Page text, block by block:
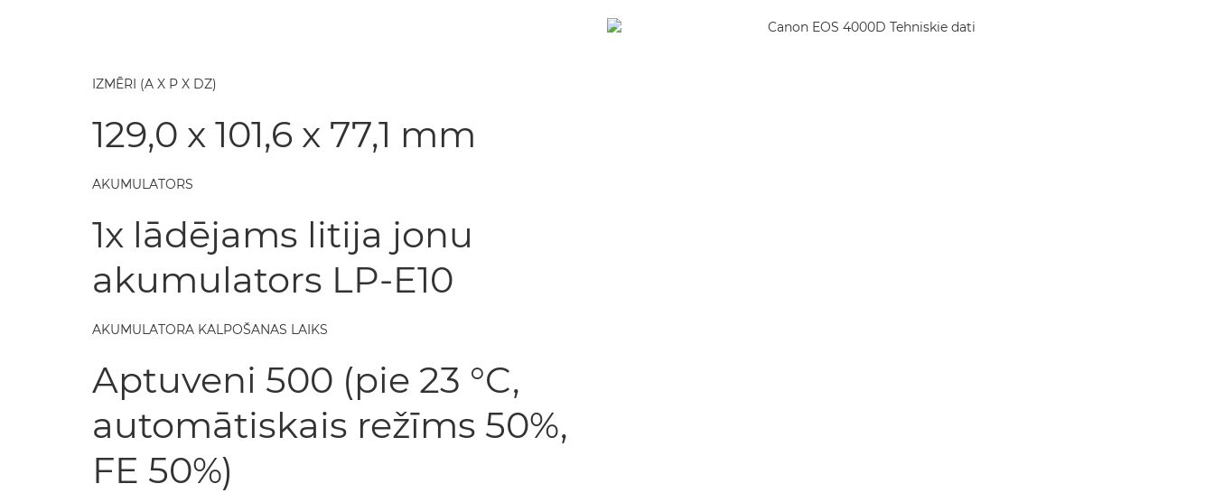
IZMĒRI (A X P X DZ)
129,0 x 101,6 x 77,1 mm
AKUMULATORS
1x lādējams litija jonu
akumulators LP-E10
AKUMULATORA KALPOŠANAS LAIKS
Aptuveni 500 (pie 23 °C,
automātiskais režīms 50%,
FE 50%)